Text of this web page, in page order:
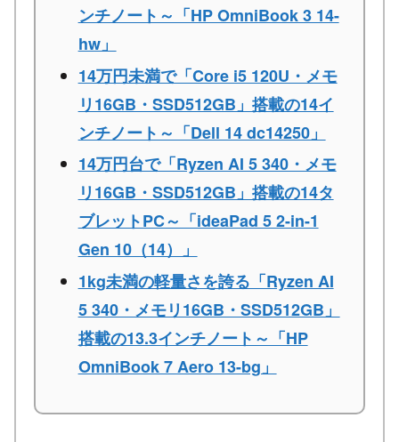
ンチノート～「HP OmniBook 3 14-
hw」
14万円未満で「Core i5 120U・メモ
リ16GB・SSD512GB」搭載の14イ
ンチノート～「Dell 14 dc14250」
14万円台で「Ryzen AI 5 340・メモ
リ16GB・SSD512GB」搭載の14タ
ブレットPC～「ideaPad 5 2-in-1
Gen 10（14）」
1kg未満の軽量さを誇る「Ryzen AI
5 340・メモリ16GB・SSD512GB」
搭載の13.3インチノート～「HP
OmniBook 7 Aero 13-bg」